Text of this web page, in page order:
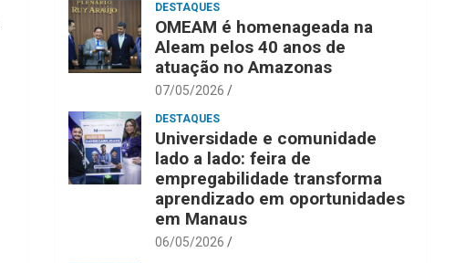
DESTAQUES
OMEAM é homenageada na
Aleam pelos 40 anos de
atuação no Amazonas
07/05/2026
DESTAQUES
Universidade e comunidade
lado a lado: feira de
empregabilidade transforma
aprendizado em oportunidades
em Manaus
06/05/2026